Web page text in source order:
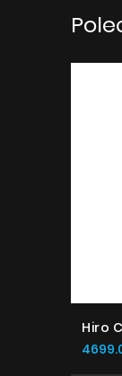
Hiro